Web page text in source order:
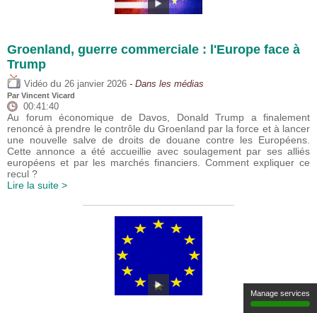
Groenland, guerre commerciale : l'Europe face à
Trump
Vidéo du 26 janvier 2026 - Dans les médias
Par Vincent Vicard
00:41:40
Au forum économique de Davos, Donald Trump a finalement
renoncé à prendre le contrôle du Groenland par la force et à lancer
une nouvelle salve de droits de douane contre les Européens.
Cette annonce a été accueillie avec soulagement par ses alliés
européens et par les marchés financiers. Comment expliquer ce
recul ?
Lire la suite >
Manage services